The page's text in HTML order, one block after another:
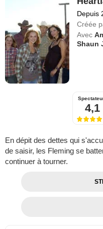
Depuis
Créée
Avec
Shaun
4,1
En dépit des dettes qui
de saisir, les Fleming se
continuer à tourner.